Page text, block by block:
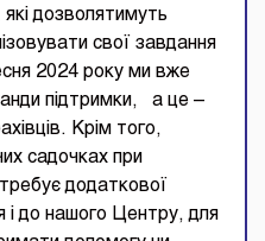
які дозволятимуть
свої завдання
2024 року ми вже
підтримки, а це –
Крім того,
садочках при
додаткової
і до нашого Центру, для